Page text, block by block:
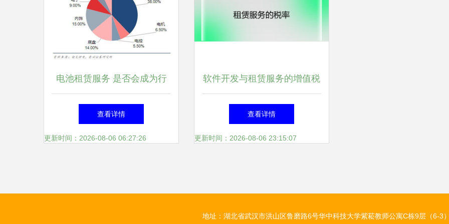
电池租赁服务 是否会成为行
业新趋势？——从软件开发视
角的深度分析
查看详情
更新时间：2026-08-06 06:27:26
软件开发与租赁服务的增值税
税率解析
查看详情
更新时间：2026-08-06 23:15:07
地址：湖北省武汉市洪山区鲁磨路6号华中科技大学紫菘教师公寓C栋9层（6-3